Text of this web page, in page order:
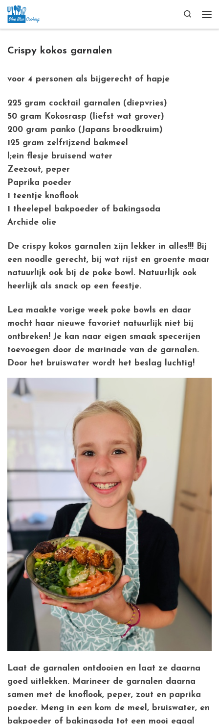
Ga naar inhoud
Search
Crispy kokos garnalen
voor 4 personen als bijgerecht of hapje
225 gram cocktail garnalen (diepvries)
50 gram Kokosrasp (liefst wat grover)
200 gram panko (Japans broodkruim)
125 gram zelfrijzend bakmeel
l;ein flesje bruisend water
Zeezout, peper
Paprika poeder
1 teentje knoflook
1 theelepel bakpoeder of bakingsoda
Archide olie
De crispy kokos garnalen zijn lekker in alles!!! Bij
een noodle gerecht, bij wat rijst en groente maar
natuurlijk ook bij de poke bowl. Natuurlijk ook
heerlijk als snack op een feestje.
Lea maakte vorige week poke bowls en daar
mocht haar nieuwe favoriet natuurlijk niet bij
ontbreken! Je kan naar eigen smaak specerijen
toevoegen door de marinade van de garnalen.
Door het bruiswater wordt het beslag luchtig!
Laat de garnalen ontdooien en laat ze daarna
goed uitlekken. Marineer de garnalen daarna
samen met de knoflook, peper, zout en paprika
poeder. Meng in een kom de meel, bruiswater, en
bakpoeder of bakingsoda tot een mooi egaal